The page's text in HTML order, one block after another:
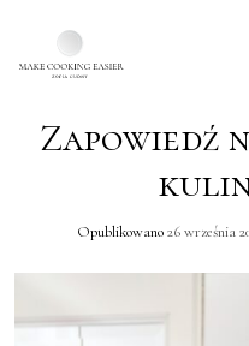
Skip to main content
Zapowiedź
Opublikowano26 września